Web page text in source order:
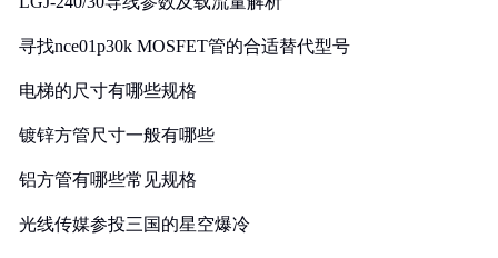
寻找nce01p30k MOSFET管的合适替代型号
电梯的尺寸有哪些规格
镀锌方管尺寸一般有哪些
铝方管有哪些常见规格
光线传媒参投三国的星空爆冷